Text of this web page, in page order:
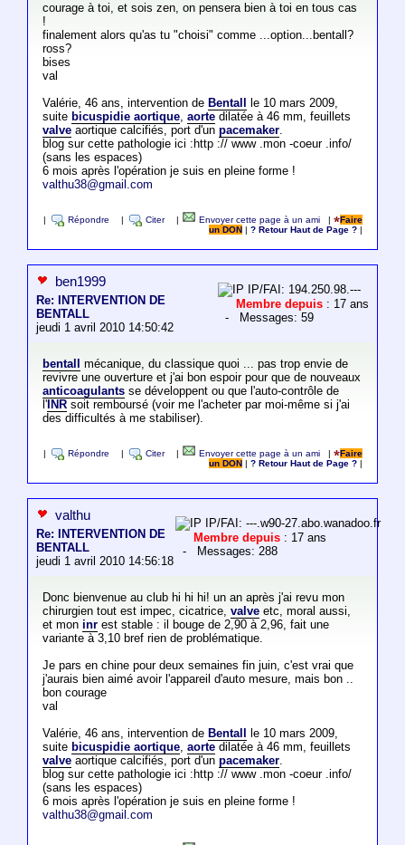
courage à toi, et sois zen, on pensera bien à toi en tous cas
!
finalement alors qu'as tu "choisi" comme ...option...bentall?
ross?
bises
val
Valérie, 46 ans, intervention de Bentall
le 10 mars 2009,
suite bicuspidie aortique, aortedilatée à 46 mm, feuillets
valveaortique calcifiés, port d'un pacemaker.
blog sur cette pathologie ici :http :// www .mon -coeur .info/
(sans les espaces)
6 mois après l'opération je suis en pleine forme !
valthu38@gmail.com
Répondre Citer Envoyer cette page à un ami |
Faire
un DON
|? Retour Haut de Page ?
ben1999
Re: INTERVENTION DE
BENTALL
jeudi 1 avril 2010 14:50:42
IP/FAI: 194.250.98.---
Membre depuis : 17 ans
- Messages: 59
bentall
mécanique, du classique quoi ... pas trop envie de
revivre une ouverture et j'ai bon espoir pour que de nouveaux
anticoagulantsse développent ou que l'auto-contrôle de
l'INRsoit remboursé (voir me l'acheter par moi-même si j'ai
des difficultés à me stabiliser).
Répondre Citer Envoyer cette page à un ami |
Faire
un DON
|? Retour Haut de Page ?
valthu
Re: INTERVENTION DE
BENTALL
jeudi 1 avril 2010 14:56:18
IP/FAI: ---.w90-27.abo.wanadoo.fr
Membre depuis : 17 ans
- Messages: 288
Donc bienvenue au club hi hi hi! un an après j'ai revu mon
chirurgien tout est impec, cicatrice, valveetc, moral aussi,
et mon inrest stable : il bouge de 2,90 à 2,96, fait une
variante à 3,10 bref rien de problématique.
Je pars en chine pour deux semaines fin juin, c'est vrai que
j'aurais bien aimé avoir l'appareil d'auto mesure, mais bon ..
bon courage
val
Valérie, 46 ans, intervention de Bentall
le 10 mars 2009,
suite bicuspidie aortique, aortedilatée à 46 mm, feuillets
valveaortique calcifiés, port d'un pacemaker.
blog sur cette pathologie ici :http :// www .mon -coeur .info/
(sans les espaces)
6 mois après l'opération je suis en pleine forme !
valthu38@gmail.com